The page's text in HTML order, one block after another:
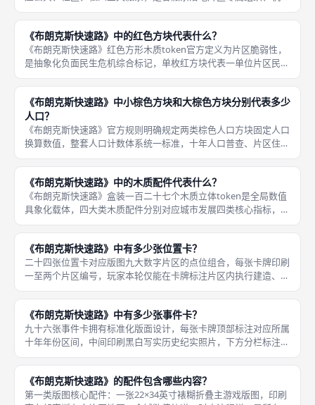
的具象标记，也是不对称玩法的核心运营载体，每一枚六角柱放置
在对应片区后会持续产生长效机制效果，直接改变片区脆弱性、积
分收益、
《布朗克斯快速路》中的红色方块代表什么？
《布朗克斯快速路》红色方形木质token官方定义为片区脆弱性，
是抽象化负面民生危机综合标记，单枚红方块代表一单位片区民生
风险，涵盖住房短缺、高失业率、底层犯罪、社区邻里割裂、居民
精神压力、拆迁流离后遗症等全部城市衰败负面问题，每一片区堆
叠红
《布朗克斯快速路》中小棕色方块和大棕色方块分别代表多少
人口？
《布朗克斯快速路》官方规则明确规定两类棕色人口方块固定人口
换算数值，整套人口计数体系统一标准，十年人口普查、片区住房
承载核算、流离人口生成全部依照该数值换算执行，线下成都桌游
结算统一遵循这套换算规则，不会出现自定义房规改动人口基数导
致数值失
《布朗克斯快速路》中的木质配件代表什么？
《布朗克斯快速路》盒装一百二十七个木质立体token是全局数值
具象化载体，四大类木质配件分别对应城市发展四类核心指标，所
有片区数值、全域崩盘阈值、派系运营进度全部依靠木质配件在版
图九大片区轨道摆放记录，无需纸笔手写统计，直观可视化推演城
市民
《布朗克斯快速路》中有多少张位置卡？
二十四张位置卡对应版图九大数字片区的点位组合，每张卡牌印刷
一至两个片区编号，玩家本轮仅能在卡牌标注片区内执行建造、安
置、社会组织激活等核心行动，其余片区本轮禁止开展改造操作；
每一轮事件抽取完成后，同步抽取一张位置卡公开放置版图时序
栏，所有玩
《布朗克斯快速路》中有多少张事件卡？
九十六张事件卡拥有标准化版面设计，每张卡牌顶部标注对应所属
十年年份区间，中间印刷黑白写实历史纪实照片，下方分栏标注事
件触发效果、三大派系各自的收益与惩罚、片区人口与脆弱性变动
规则；其中包含一张核心专属同名《布朗克斯快速路》拆迁事件
卡，触发后
《布朗克斯快速路》的配件包含哪些内容？
第一类版图核心配件：一张22×34英寸裱糊折叠主游戏版图，印刷